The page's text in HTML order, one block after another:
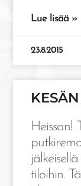
Lue lisää »
23.8.2015
Heissan!
tiloihin.